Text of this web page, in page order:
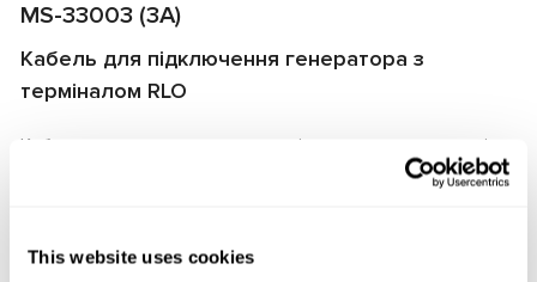
This website uses cookies
MS-33003 (3A)
Кабель для підключення генератора з
терміналом RLO
Кабель використовується для діагностики генераторів
на стендах MS002A/MS005/MS005A/MS008. Кабель
між регулятором напруги генератора та стендом.